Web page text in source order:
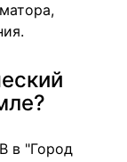
в "Город